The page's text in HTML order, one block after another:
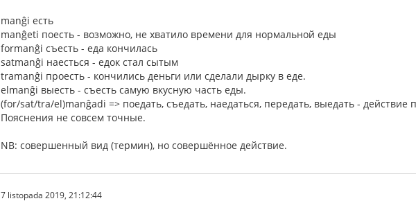
manĝi есть
manĝeti поесть - возможно, не хватило времени для нормальной еды
formanĝi съесть - еда кончилась
satmanĝi наесться - едок стал сытым
tramanĝi проесть - кончились деньги или сделали дырку в еде.
elmanĝi выесть - съесть самую вкусную часть еды.
(for/sat/tra/el)manĝadi => поедать, съедать, наедаться, передать, выедать - действие
Пояснения не совсем точные.
NB: совершенный вид (термин), но совершённое действие.
7 listopada 2019, 21:12:44